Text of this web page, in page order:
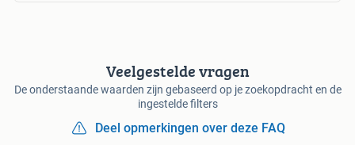
Veelgestelde vragen
De onderstaande waarden zijn gebaseerd op je zoekopdracht en de
ingestelde filters
Deel opmerkingen over deze FAQ